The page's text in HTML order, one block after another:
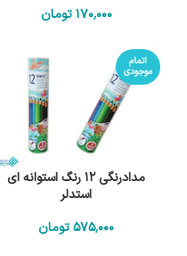
170٬000 تومان
اتمام
موجودی
مدادرنگی 12 رنگ استوانه ای
استدلر
575٬000تومان